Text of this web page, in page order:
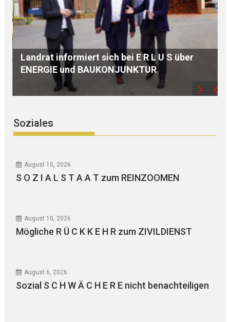
STAATSREGIERUNG reagiert auf
anhaltendes N I E D R I G W A S S E R
Soziales
August 10, 2026
S O Z I A L S T A A T zum REINZOOMEN
August 10, 2026
Mögliche R Ü C K K E H R zum ZIVILDIENST
August 6, 2026
Sozial S C H W Ä C H E R E nicht benachteiligen